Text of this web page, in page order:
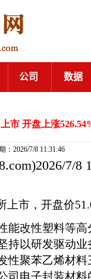
市 开盘上涨
：2026/7/8 11:31:46
7/8
上市，开盘价
能改性塑料等
持以研发驱动
性聚苯乙烯材
司电子封装材